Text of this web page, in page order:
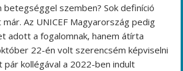
szemben? Sok definíció
Az UNICEF Magyarország pedig
adott a fogalomnak, hanem átírta
22-én volt szerencsém képviselni
pár kollégával a 2022-ben indult